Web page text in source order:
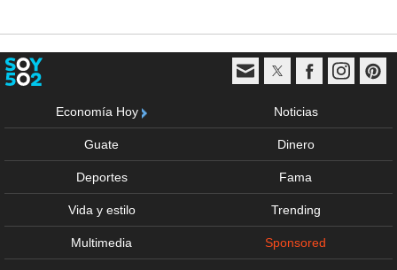
Economía Hoy Noticias
Guate Dinero
Deportes Fama
Vida y estilo Trending
Multimedia Sponsored